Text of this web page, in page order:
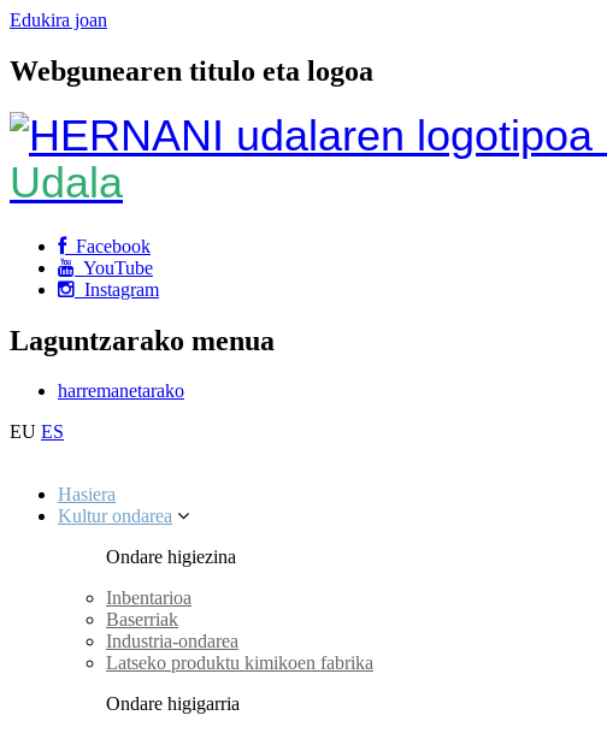
Edukira joan
Webgunearen titulo eta logoa
Udala
Facebook
YouTube
Instagram
Laguntzarako menua
harremanetarako
EU ES
Hasiera
Kultur ondarea
Ondare higiezina
Inbentarioa
Baserriak
Industria-ondarea
Latseko produktu kimikoen fabrika
Ondare higigarria